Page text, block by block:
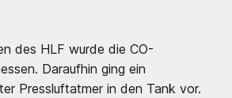
des HLF wurde die CO-
Daraufhin ging ein
Pressluftatmer in den Tank vor.